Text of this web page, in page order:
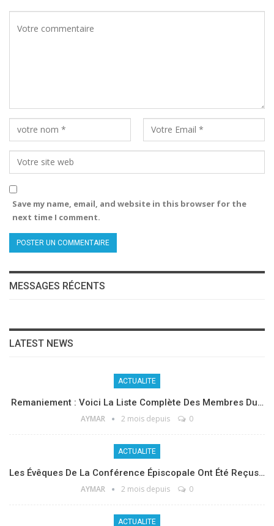
Save my name, email, and website in this browser for the
next time I comment.
MESSAGES RÉCENTS
LATEST NEWS
ACTUALITE
Remaniement : Voici La Liste Complète Des Membres Du…
AYMAR 2 mois depuis 0
ACTUALITE
Les Évêques De La Conférence Épiscopale Ont Été Reçus…
AYMAR 2 mois depuis 0
ACTUALITE